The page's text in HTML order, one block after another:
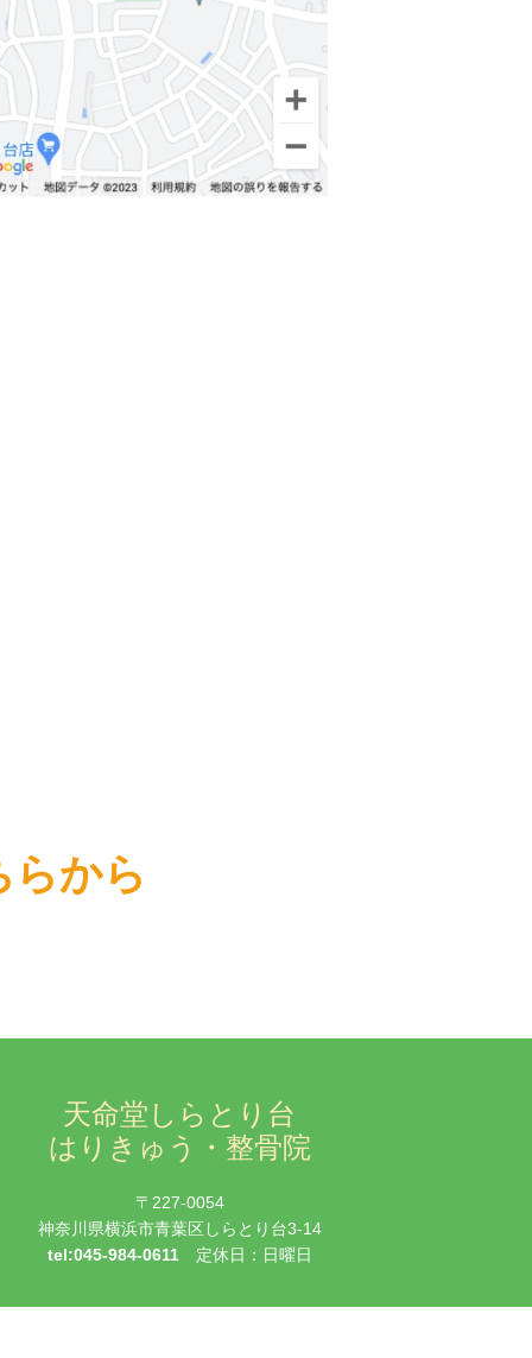
から
天命堂しらとり台
はりきゅう・整骨院
〒227-0054
神奈川県横浜市青葉区しらとり台3-14
tel:045-984-0611
定休日：日曜日